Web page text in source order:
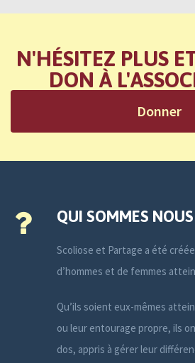
N'HÉSITEZ PLUS
DON À
Donner
QUI SOMMES
Scoliose et Partage a été
d’hommes et de femmes
Qu’ils soient eux-mêmes
ou leur entourage propre, ils
dos, appris à gérer leur